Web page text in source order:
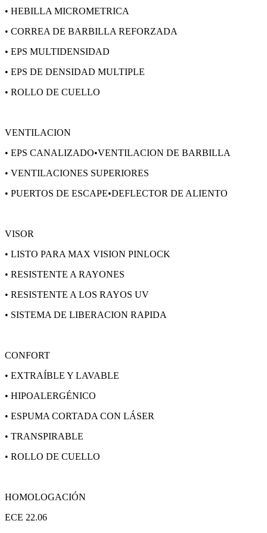
• HEBILLA MICROMETRICA
• CORREA DE BARBILLA REFORZADA
• EPS MULTIDENSIDAD
• EPS DE DENSIDAD MULTIPLE
• ROLLO DE CUELLO
VENTILACION
• EPS CANALIZADO•VENTILACION DE BARBILLA
• VENTILACIONES SUPERIORES
• PUERTOS DE ESCAPE•DEFLECTOR DE ALIENTO
VISOR
• LISTO PARA MAX VISION PINLOCK
• RESISTENTE A RAYONES
• RESISTENTE A LOS RAYOS UV
• SISTEMA DE LIBERACION RAPIDA
CONFORT
• EXTRAÍBLE Y LAVABLE
• HIPOALERGÉNICO
• ESPUMA CORTADA CON LÁSER
• TRANSPIRABLE
• ROLLO DE CUELLO
HOMOLOGACIÓN
ECE 22.06